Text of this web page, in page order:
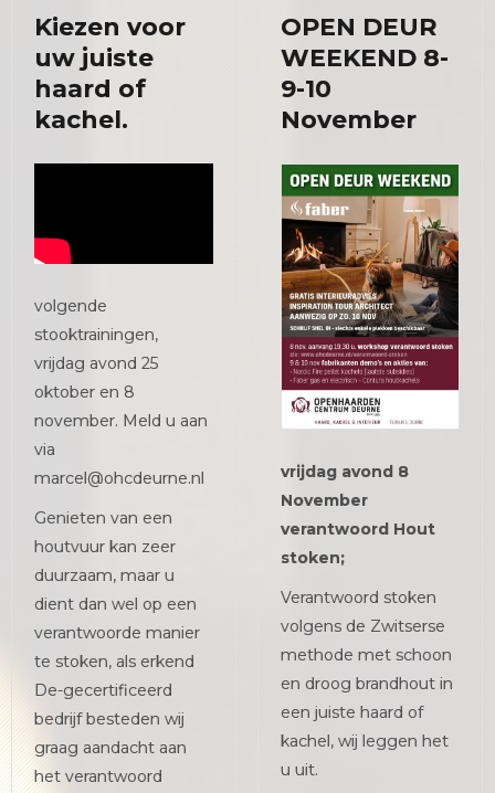
Kiezen voor
uw juiste
haard of
kachel.
volgende
stooktrainingen,
vrijdag avond 25
oktober en 8
november. Meld u aan
via
marcel@ohcdeurne.nl
Genieten van een
houtvuur kan zeer
duurzaam, maar u
dient dan wel op een
verantwoorde manier
te stoken, als erkend
De-gecertificeerd
bedrijf besteden wij
graag aandacht aan
het verantwoord
OPEN DEUR
WEEKEND 8-
9-10
November
vrijdag avond 8
November
verantwoord Hout
stoken;
Verantwoord stoken
volgens de Zwitserse
methode met schoon
en droog brandhout in
een juiste haard of
kachel, wij leggen het
u uit.